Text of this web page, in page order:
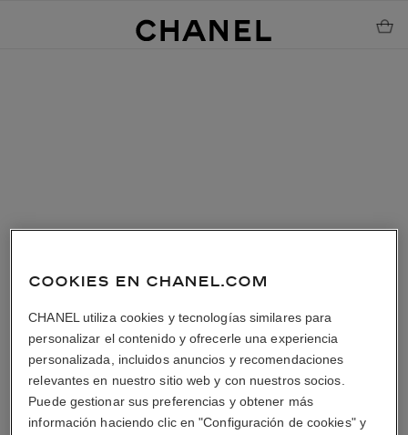
COOKIES EN CHANEL.COM
CHANEL utiliza cookies y tecnologías similares para
personalizar el contenido y ofrecerle una experiencia
personalizada, incluidos anuncios y recomendaciones
relevantes en nuestro sitio web y con nuestros socios.
Puede gestionar sus preferencias y obtener más
información haciendo clic en "Configuración de cookies" y